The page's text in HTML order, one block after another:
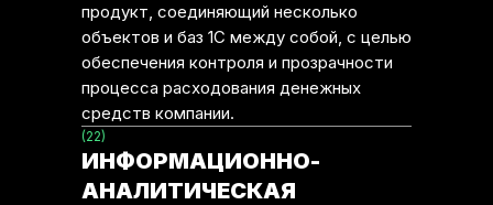
продукт, соединяющий несколько
объектов и баз 1С между собой, с целью
обеспечения контроля и прозрачности
процесса расходования денежных
средств компании.
(22)
ИНФОРМАЦИОННО-
АНАЛИТИЧЕСКАЯ